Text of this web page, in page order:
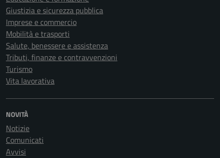
Giustizia e sicurezza pubblica
Imprese e commercio
Mobilità e trasporti
Salute, benessere e assistenza
Tributi, finanze e contravvenzioni
Turismo
Vita lavorativa
NOVITÀ
Notizie
Comunicati
Avvisi